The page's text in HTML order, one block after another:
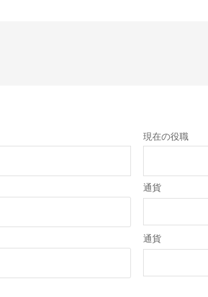
現在の役職
通貨
通貨